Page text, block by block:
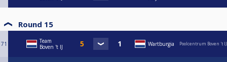
Round 15
71
Team
Boven 't IJ
Wartburgia Poolcentrum Boven 't IJ